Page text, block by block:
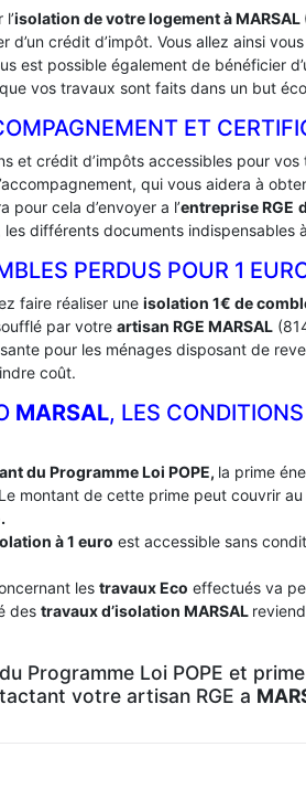
isolation de votre logement à
d’un crédit d’impôt. Vous allez ainsi
est possible également de bénéficier
vos travaux sont faits dans un but
ET
et crédit d’impôts accessibles pour
qui vous aidera à
pour cela d’envoyer a l’entreprise RGE
les différents documents
PERDUS POUR 1
faire réaliser une isolation 1€ de
par votre artisan RGE MARSAL
pour les ménages disposant de
coût.
MARSAL, LES
du Programme Loi POPE, la prime
montant de cette prime peut couvrir
à 1 euro est accessible sans
les travaux Eco effectués va
des travaux d’isolation MARSAL
Programme Loi POPE et
votre artisan RGE a